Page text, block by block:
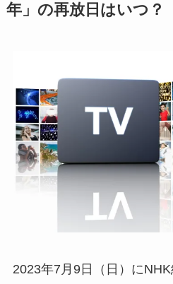
年」の再放日はいつ？
2023年7月9日（日）に